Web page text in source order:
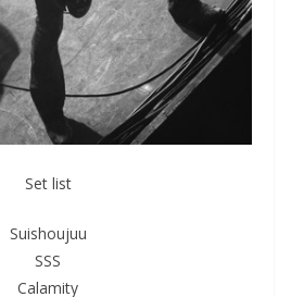
Set list
Suishoujuu
SSS
Calamity